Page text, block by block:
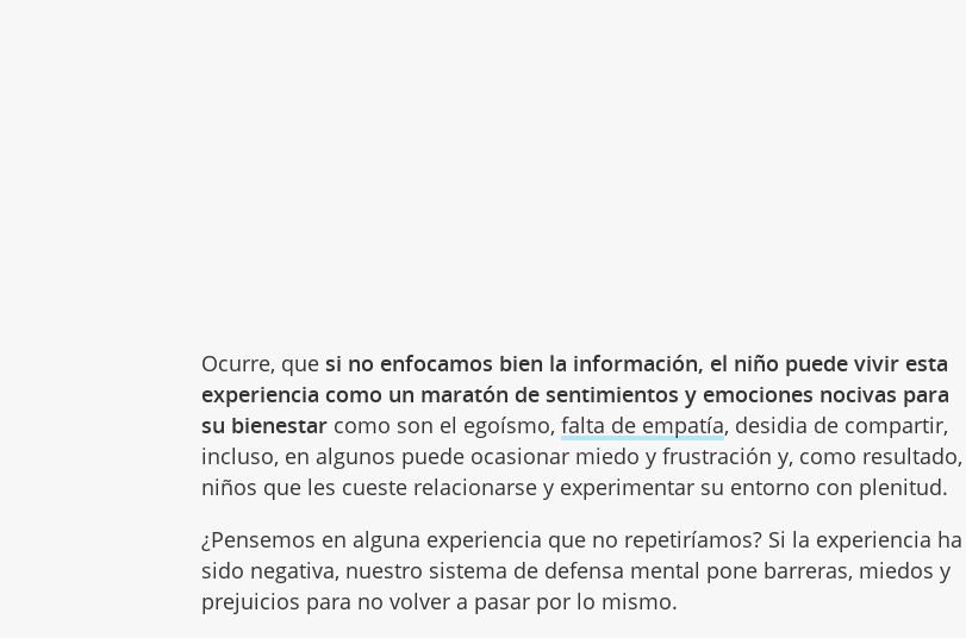
Ocurre, quesi no enfocamos bien la información, el niño puede vivir esta
experiencia como un maratón de sentimientos y emociones nocivas para
su bienestar como son el egoísmo,falta de empatía, desidia de compartir,
incluso, en algunos puede ocasionar miedo y frustración y, como resultado,
niños que les cueste relacionarse y experimentar su entorno con plenitud.
¿Pensemos en alguna experiencia que no repetiríamos? Si la experiencia ha
sido negativa, nuestro sistema de defensa mental pone barreras, miedos y
prejuicios para no volver a pasar por lo mismo.